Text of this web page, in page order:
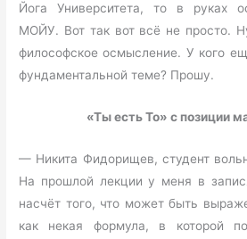
Йога Университета, то в руках
МОЙУ. Вот так вот всё не просто.
философское осмысление. У кого
фундаментальной теме? Прошу.
«Ты есть То» с позиции
— Никита Фидорищев, студент
На прошлой лекции у меня в
насчёт того, что может быть
как некая формула, в которой